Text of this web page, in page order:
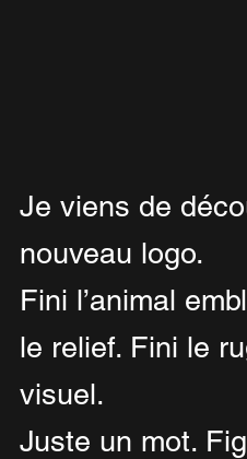
Je viens de
nouveau logo.
Fini l’animal
le relief. Fini le
visuel.
Juste un mot.